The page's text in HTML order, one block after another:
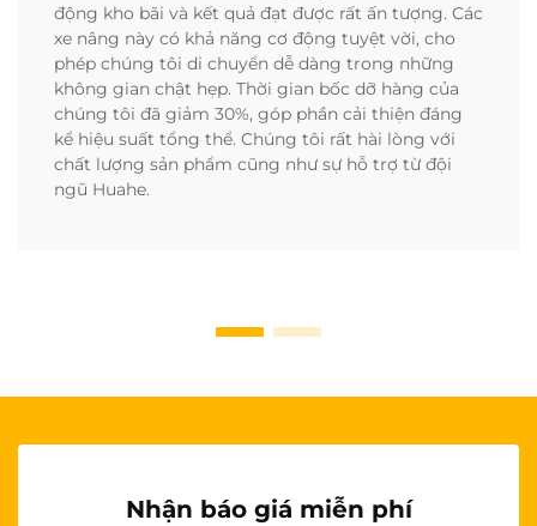
động kho bãi và kết quả đạt được rất ấn tượng. Các
xe nâng này có khả năng cơ động tuyệt vời, cho
phép chúng tôi di chuyển dễ dàng trong những
không gian chật hẹp. Thời gian bốc dỡ hàng của
chúng tôi đã giảm 30%, góp phần cải thiện đáng
kể hiệu suất tổng thể. Chúng tôi rất hài lòng với
chất lượng sản phẩm cũng như sự hỗ trợ từ đội
ngũ Huahe.
Nhận báo giá miễn phí